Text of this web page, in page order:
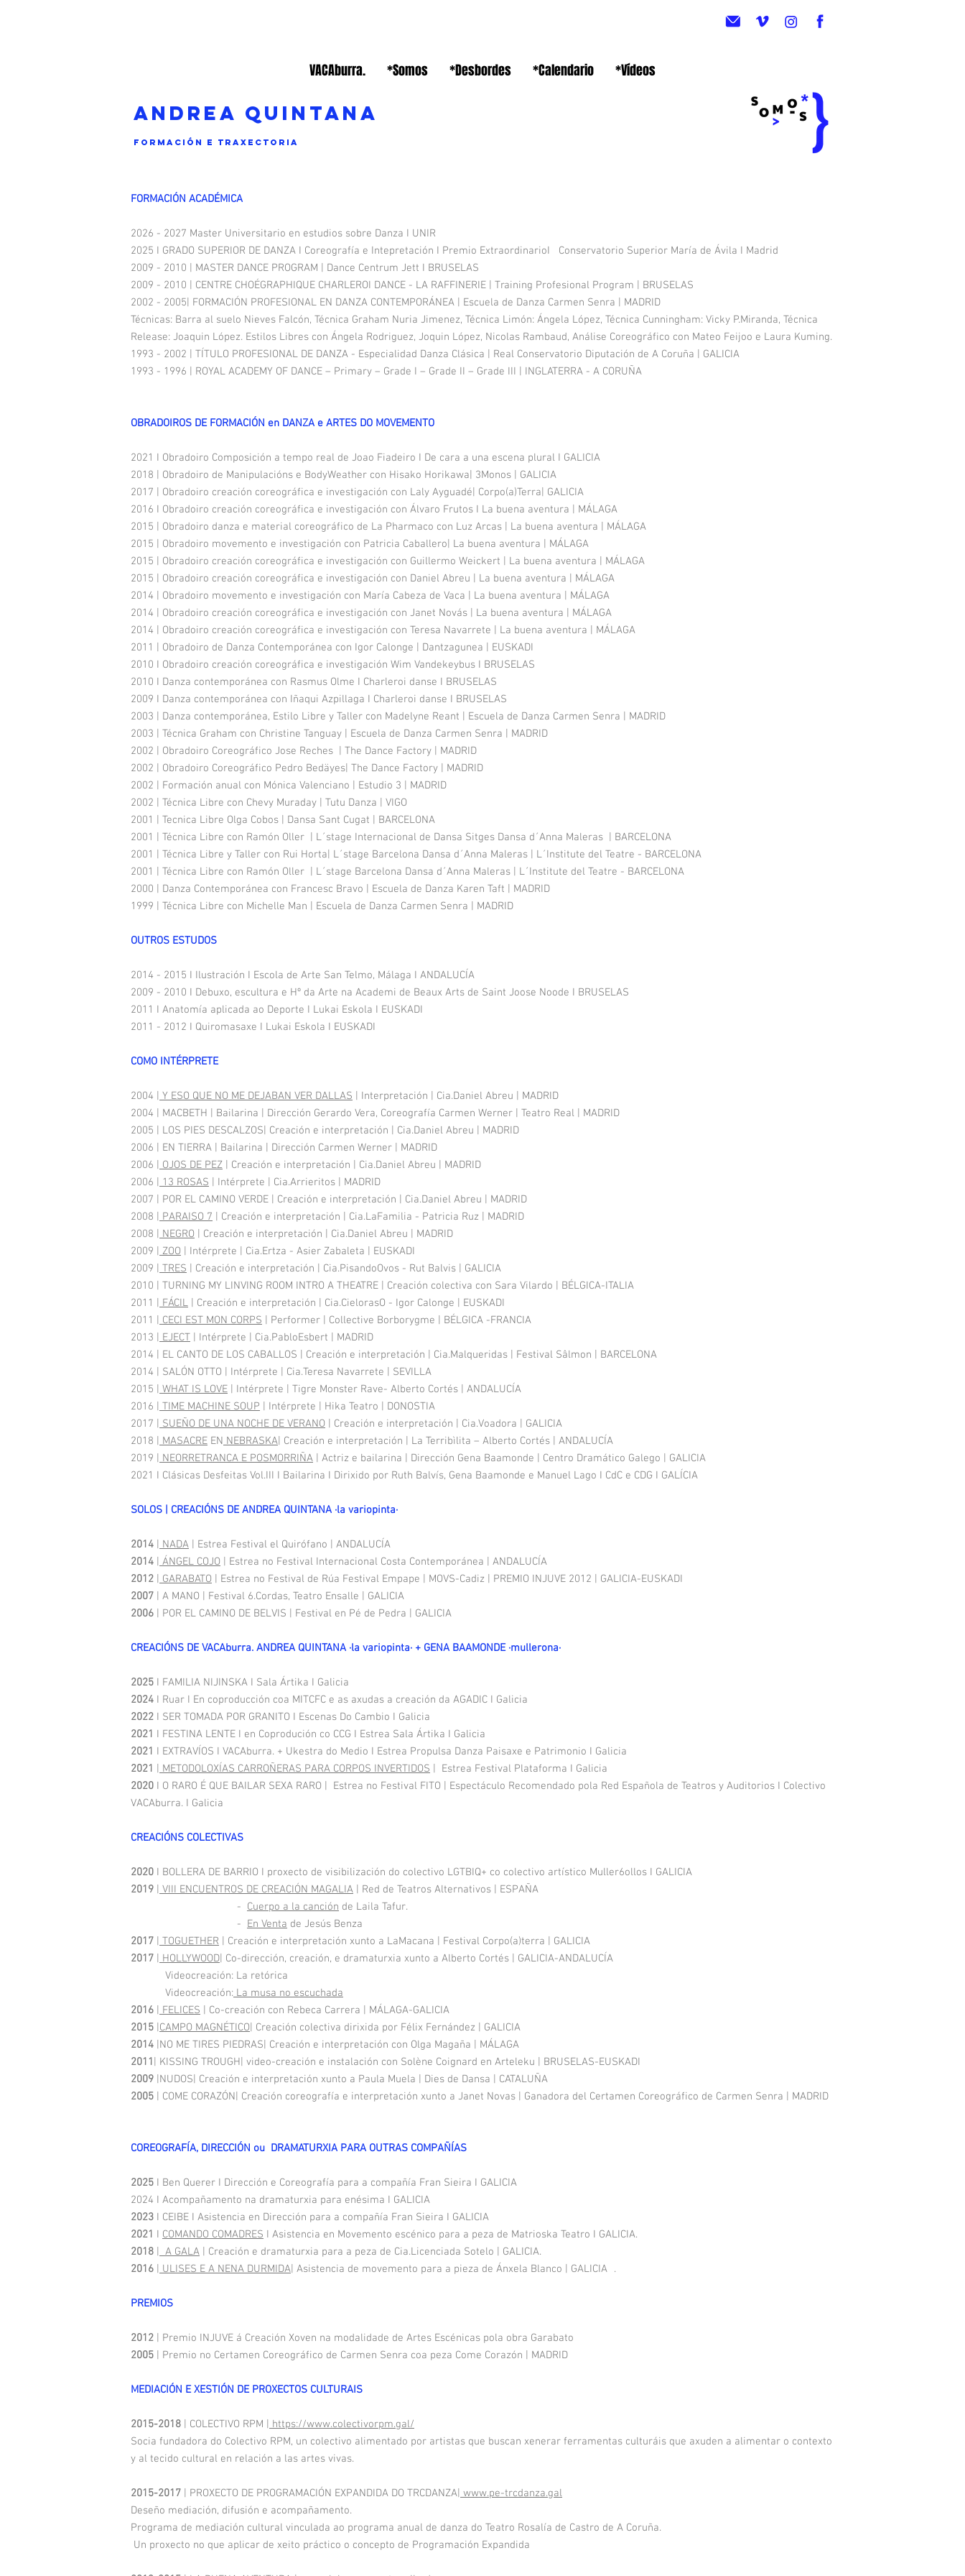
VACAburra. *Somos *Desbordes *Calendario *Vídeos
ANDREA QUINTANA
formación e traxectoria
FORMACIÓN ACADÉMICA
2026 - 2027 Master Universitario en estudios sobre Danza I UNIR
2025 I GRADO SUPERIOR DE DANZA I Coreografía e Intepretación I Premio ExtraordinarioI Conservatorio Superior María de Ávila I Madrid
2009 - 2010 | MASTER DANCE PROGRAM | Dance Centrum Jett I BRUSELAS
2009 - 2010 | CENTRE CHOÉGRAPHIQUE CHARLEROI DANCE - LA RAFFINERIE | Training Profesional Program | BRUSELAS
2002 - 2005| FORMACIÓN PROFESIONAL EN DANZA CONTEMPORÁNEA | Escuela de Danza Carmen Senra | MADRID
Técnicas: Barra al suelo Nieves Falcón, Técnica Graham Nuria Jimenez, Técnica Limón: Ángela López, Técnica Cunningham: Vicky P.Miranda, Técnica
Release: Joaquin López. Estilos Libres con Ángela Rodriguez, Joquin López, Nicolas Rambaud, Análise Coreográfico con Mateo Feijoo e Laura Kuming.
1993 - 2002 | TÍTULO PROFESIONAL DE DANZA - Especialidad Danza Clásica | Real Conservatorio Diputación de A Coruña | GALICIA
1993 - 1996 | ROYAL ACADEMY OF DANCE – Primary – Grade I – Grade II – Grade III | INGLATERRA - A CORUÑA
OBRADOIROS DE FORMACIÓN en DANZA e ARTES DO MOVEMENTO
2021 I Obradoiro Composición a tempo real de Joao Fiadeiro I De cara a una escena plural I GALICIA
2018 | Obradoiro de Manipulacións e BodyWeather con Hisako Horikawa| 3Monos | GALICIA
2017 | Obradoiro creación coreográfica e investigación con Laly Ayguadé| Corpo(a)Terra| GALICIA
2016 I Obradoiro creación coreográfica e investigación con Álvaro Frutos I La buena aventura | MÁLAGA
2015 | Obradoiro danza e material coreográfico de La Pharmaco con Luz Arcas | La buena aventura | MÁLAGA
2015 | Obradoiro movemento e investigación con Patricia Caballero| La buena aventura | MÁLAGA
2015 | Obradoiro creación coreográfica e investigación con Guillermo Weickert | La buena aventura | MÁLAGA
2015 | Obradoiro creación coreográfica e investigación con Daniel Abreu | La buena aventura | MÁLAGA
2014 | Obradoiro movemento e investigación con María Cabeza de Vaca | La buena aventura | MÁLAGA
2014 | Obradoiro creación coreográfica e investigación con Janet Novás | La buena aventura | MÁLAGA
2014 | Obradoiro creación coreográfica e investigación con Teresa Navarrete | La buena aventura | MÁLAGA
2011 | Obradoiro de Danza Contemporánea con Igor Calonge | Dantzagunea | EUSKADI
2010 I Obradoiro creación coreográfica e investigación Wim Vandekeybus I BRUSELAS
2010 I Danza contemporánea con Rasmus Olme I Charleroi danse I BRUSELAS
2009 I Danza contemporánea con Iñaqui Azpillaga I Charleroi danse I BRUSELAS
2003 | Danza contemporánea, Estilo Libre y Taller con Madelyne Reant | Escuela de Danza Carmen Senra | MADRID
2003 | Técnica Graham con Christine Tanguay | Escuela de Danza Carmen Senra | MADRID
2002 | Obradoiro Coreográfico Jose Reches | The Dance Factory | MADRID
2002 | Obradoiro Coreográfico Pedro Bedäyes| The Dance Factory | MADRID
2002 | Formación anual con Mónica Valenciano | Estudio 3 | MADRID
2002 | Técnica Libre con Chevy Muraday | Tutu Danza | VIGO
2001 | Tecnica Libre Olga Cobos | Dansa Sant Cugat | BARCELONA
2001 | Técnica Libre con Ramón Oller | L´stage Internacional de Dansa Sitges Dansa d´Anna Maleras | BARCELONA
2001 | Técnica Libre y Taller con Rui Horta| L´stage Barcelona Dansa d´Anna Maleras | L´Institute del Teatre - BARCELONA
2001 | Técnica Libre con Ramón Oller | L´stage Barcelona Dansa d´Anna Maleras | L´Institute del Teatre - BARCELONA
2000 | Danza Contemporánea con Francesc Bravo | Escuela de Danza Karen Taft | MADRID
1999 | Técnica Libre con Michelle Man | Escuela de Danza Carmen Senra | MADRID
OUTROS ESTUDOS
2014 - 2015 I Ilustración I Escola de Arte San Telmo, Málaga I ANDALUCÍA
2009 - 2010 I Debuxo, escultura e Hº da Arte na Academi de Beaux Arts de Saint Joose Noode I BRUSELAS
2011 I Anatomía aplicada ao Deporte I Lukai Eskola I EUSKADI
2011 - 2012 I Quiromasaxe I Lukai Eskola I EUSKADI
COMO INTÉRPRETE
2004 | Y ESO QUE NO ME DEJABAN VER DALLAS | Interpretación | Cia.Daniel Abreu | MADRID
2004 | MACBETH | Bailarina | Dirección Gerardo Vera, Coreografía Carmen Werner | Teatro Real | MADRID
2005 | LOS PIES DESCALZOS| Creación e interpretación | Cia.Daniel Abreu | MADRID
2006 | EN TIERRA | Bailarina | Dirección Carmen Werner | MADRID
2006 |
OJOS DE PEZ | Creación e interpretación | Cia.Daniel Abreu | MADRID
2006 |
13 ROSAS | Intérprete | Cia.Arrieritos | MADRID
2007 | POR EL CAMINO VERDE | Creación e interpretación | Cia.Daniel Abreu | MADRID
2008 |
PARAISO 7 | Creación e interpretación | Cia.LaFamilia - Patricia Ruz | MADRID
2008 |
NEGRO | Creación e interpretación | Cia.Daniel Abreu | MADRID
2009 |
ZOO | Intérprete | Cia.Ertza - Asier Zabaleta | EUSKADI
2009 |
TRES | Creación e interpretación | Cia.PisandoOvos - Rut Balvis | GALICIA
2010 | TURNING MY LINVING ROOM INTRO A THEATRE | Creación colectiva con Sara Vilardo | BÉLGICA-ITALIA
2011 |
FÁCIL | Creación e interpretación | Cia.CielorasO - Igor Calonge | EUSKADI
2011 |
CECI EST MON CORPS | Performer | Collective Borborygme | BÉLGICA -FRANCIA
2013 |
EJECT | Intérprete | Cia.PabloEsbert | MADRID
2014 | EL CANTO DE LOS CABALLOS | Creación e interpretación | Cia.Malqueridas | Festival Sâlmon | BARCELONA
2014 | SALÓN OTTO | Intérprete | Cia.Teresa Navarrete | SEVILLA
2015 |
WHAT IS LOVE | Intérprete | Tigre Monster Rave- Alberto Cortés | ANDALUCÍA
2016 |
TIME MACHINE SOUP | Intérprete | Hika Teatro | DONOSTIA
2017 |
SUEÑO DE UNA NOCHE DE VERANO | Creación e interpretación | Cia.Voadora | GALICIA
2018 |
MASACRE EN NEBRASKA | Creación e interpretación | La Terribìlita – Alberto Cortés | ANDALUCÍA
2019 |
NEORRETRANCA E POSMORRIÑA | Actriz e bailarina | Dirección Gena Baamonde | Centro Dramático Galego | GALICIA
2021 I Clásicas Desfeitas Vol.III I Bailarina I Dirixido por Ruth Balvís, Gena Baamonde e Manuel Lago I CdC e CDG I GALÍCIA
SOLOS | CREACIÓNS DE ANDREA QUINTANA ·la variopinta·
2014 NADA | Estrea Festival el Quirófano | ANDALUCÍA
2014
ÁNGEL COJO | Estrea no Festival Internacional Costa Contemporánea | ANDALUCÍA
2012
GARABATO | Estrea no Festival de Rúa Festival Empape | MOVS-Cadiz | PREMIO INJUVE 2012 | GALICIA-EUSKADI
2007 | A MANO | Festival 6.Cordas, Teatro Ensalle | GALICIA
2006 | POR EL CAMINO DE BELVIS | Festival en Pé de Pedra | GALICIA
CREACIÓNS DE VACAburra. ANDREA QUINTANA ·la variopinta· + GENA BAAMONDE ·mullerona·
2025 I FAMILIA NIJINSKA I Sala Ártika I Galicia​
2024 I Ruar I En coproducción coa MITCFC e as axudas a creación da AGADIC I Galicia​
2022 I SER TOMADA POR GRANITO I Escenas Do Cambio I Galicia
2021 I FESTINA LENTE I en Coprodución co CCG I Estrea Sala Ártika I Galicia
2021 I EXTRAVÍOS I VACAburra. + Ukestra do Medio I Estrea Propulsa Danza Paisaxe e Patrimonio I Galicia
2021
METODOLOXÍAS CARROÑERAS PARA CORPOS INVERTIDOS | Estrea Festival Plataforma I Galicia
2020 I O RARO É QUE BAILAR SEXA RARO | Estrea no Festival FITO | Espectáculo Recomendado pola Red Española de Teatros y Auditorios I Colectivo
VACAburra. I Galicia
CREACIÓNS COLECTIVAS
2020 I BOLLERA DE BARRIO I proxecto de visibilización do colectivo LGTBIQ+ co colectivo artístico Muller6ollos I GALICIA
2019
VIII ENCUENTROS DE CREACIÓN MAGALIA | Red de Teatros Alternativos | ESPAÑA
- Cuerpo a la canción de Laila Tafur.
- En Venta de Jesús Benza
2017
TOGUETHER | Creación e interpretación xunto a LaMacana | Festival Corpo(a)terra | GALICIA
2017
HOLLYWOOD | Co-dirección, creación, e dramaturxia xunto a Alberto Cortés | GALICIA-ANDALUCÍA
Videocreación: La retórica
Videocreación: La musa no escuchada
2016
FELICES | Co-creación con Rebeca Carrera | MÁLAGA-GALICIA
2015 CAMPO MAGNÉTICO | Creación colectiva dirixida por Félix Fernández | GALICIA
2014 |NO ME TIRES PIEDRAS| Creación e interpretación con Olga Magaña | MÁLAGA
2011
| KISSING TROUGH| video-creación e instalación con Solène Coignard en Arteleku | BRUSELAS-EUSKADI
2009 |NUDOS| Creación e interpretación xunto a Paula Muela | Dies de Dansa | CATALUÑA
2005 | COME CORAZÓN| Creación coreografía e interpretación xunto a Janet Novas | Ganadora del Certamen Coreográfico de Carmen Senra | MADRID
COREOGRAFÍA, DIRECCIÓN ou DRAMATURXIA PARA OUTRAS COMPAÑÍAS
2025 I Ben Querer I Dirección e Coreografía para a compañía Fran Sieira I GALICIA
2024 I Acompañamento na dramaturxia para enésima I GALICIA
2023 I CEIBE I Asistencia en Dirección para a compañía Fran Sieira I GALICIA
2021 I COMANDO COMADRES I Asistencia en Movemento escénico para a peza de Matrioska Teatro I GALICIA.
2018
A GALA | Creación e dramaturxia para a peza de Cia.Licenciada Sotelo | GALICIA.
2016
ULISES E A NENA DURMIDA | Asistencia de movemento para a pieza de Ánxela Blanco | GALICIA .
PREMIOS
2012
| Premio INJUVE á Creación Xoven na modalidade de Artes Escénicas pola obra Garabato
2005
| Premio no Certamen Coreográfico de Carmen Senra coa peza Come Corazón | MADRID
MEDIACIÓN E XESTIÓN DE PROXECTOS CULTURAIS
2015-2018 | COLECTIVO RPM |
https://www.colectivorpm.gal/
Socia fundadora do Colectivo RPM, un colectivo alimentado por artistas que buscan xenerar ferramentas culturáis que axuden a alimentar o contexto
y al tecido cultural en relación a las artes vivas.
2015-2017 | PROXECTO DE PROGRAMACIÓN EXPANDIDA DO TRCDANZA| www.pe-trcdanza.gal
Deseño mediación, difusión e acompañamento.
Programa de mediación cultural vinculada ao programa anual de danza do Teatro Rosalía de Castro de A Coruña.
Un proxecto no que aplicar de xeito práctico o concepto de Programación Expandida